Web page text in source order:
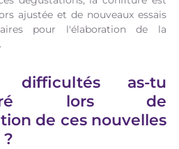
ajustée et de nouveaux essais
pour l'élaboration de la
difficultés as-tu
lors de
de ces nouvelles